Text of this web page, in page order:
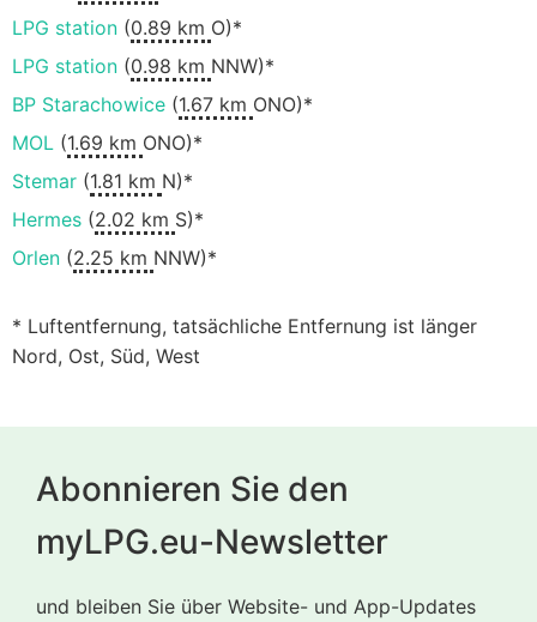
LPG station (0.89 km O)*
LPG station (0.98 km NNW)*
BP Starachowice (1.67 km ONO)*
MOL (1.69 km ONO)*
Stemar (1.81 km N)*
Hermes (2.02 km S)*
Orlen (2.25 km NNW)*
* Luftentfernung, tatsächliche Entfernung ist länger
Nord, Ost, Süd, West
Abonnieren Sie den
myLPG.eu-Newsletter
und bleiben Sie über Website- und App-Updates